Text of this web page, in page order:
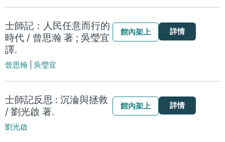
士師記：人民任意而行的
時代 / 曾思瀚 著 ; 吳瑩宜
譯.
曾思翰 |吳瑩宜
館內架上 詳情
士師記反思 : 沉淪與拯救
/ 劉光啟 著.
劉光啟
館內架上 詳情